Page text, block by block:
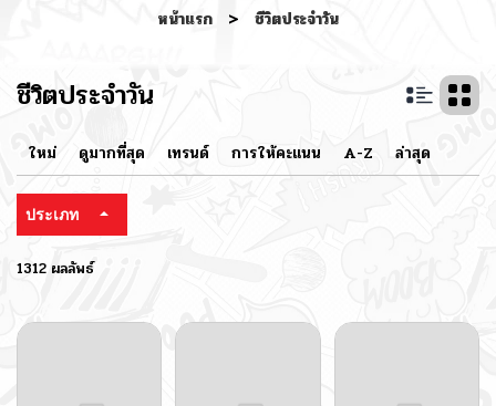
หน้าแรก > ชีวิตประจำวัน
ชีวิตประจำวัน
ใหม่ ดูมากที่สุด เทรนด์ การให้คะแนน A-Z ล่าสุด
ประเภท
1312 ผลลัพธ์